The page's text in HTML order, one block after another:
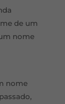
de um
nome
nome